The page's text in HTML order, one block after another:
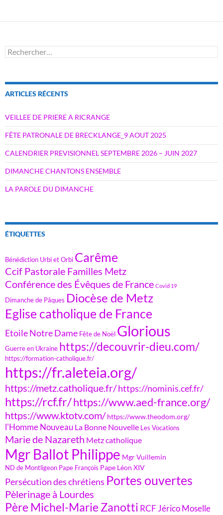
Rechercher :
ARTICLES RÉCENTS
VEILLEE DE PRIERE A RICRANGE
FÊTE PATRONALE DE BRECKLANGE_9 AOUT 2025
CALENDRIER PREVISIONNEL SEPTEMBRE 2026 – JUIN 2027
DIMANCHE CHANTONS ENSEMBLE
LA PAROLE DU DIMANCHE
ÉTIQUETTES
Bénédiction Urbi et Orbi Carême
Ccif Pastorale Familles Metz
Conférence des Évêques de France Covid 19
Dimanche de Pâques Diocèse de Metz
Eglise catholique de France
Etoile Notre Dame Fête de Noël Glorious
Guerre en Ukraine https://decouvrir-dieu.com/
https://formation-catholique.fr/
https://fr.aleteia.org/
https://metz.catholique.fr/https://nominis.cef.fr/
https://rcf.fr/https://www.aed-france.org/
https://www.ktotv.com/ https://www.theodom.org/
l'Homme Nouveau La Bonne Nouvelle Les Vocations
Marie de Nazareth Metz catholique
Mgr Ballot Philippe Mgr Vuillemin
ND de Montligeon Pape François Pape Léon XIV
Persécution des chrétiens Portes ouvertes
Pèlerinage à Lourdes
Père Michel-Marie Zanotti RCF Jérico Moselle